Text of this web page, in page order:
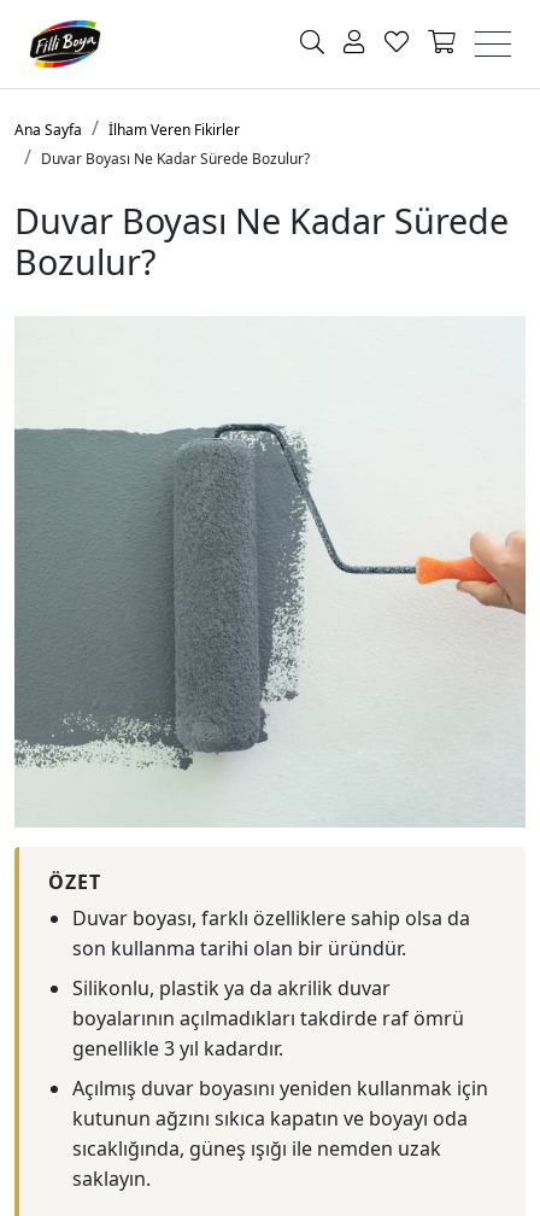
Ana Sayfa
İlham Veren Fikirler
Duvar Boyası Ne Kadar Sürede Bozulur?
Duvar Boyası Ne Kadar Sürede
Bozulur?
ÖZET
Duvar boyası, farklı özelliklere sahip olsa da
son kullanma tarihi olan bir üründür.
Silikonlu, plastik ya da akrilik duvar
boyalarının açılmadıkları takdirde raf ömrü
genellikle 3 yıl kadardır.
Açılmış duvar boyasını yeniden kullanmak için
kutunun ağzını sıkıca kapatın ve boyayı oda
sıcaklığında, güneş ışığı ile nemden uzak
saklayın.